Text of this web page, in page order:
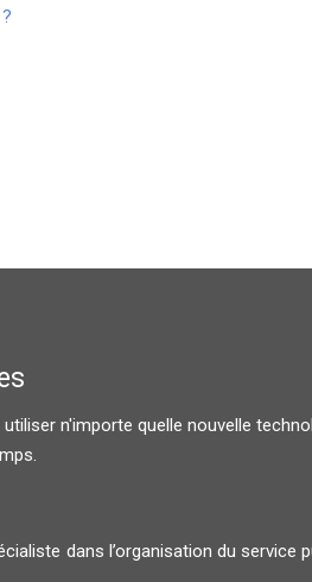
n'importe quelle nouvelle
dans l’organisation du